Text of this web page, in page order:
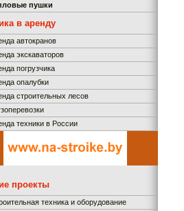
пушки
в аренду
автокранов
экскаваторов
погрузчика
опалубки
строительных лесов
техники в России
проекты
техника и оборудование